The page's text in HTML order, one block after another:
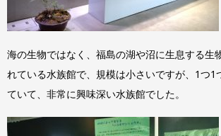
海の生物ではなく、福島の湖や沼に生息する生
れている水族館で、規模は小さいですが、1つ1
ていて、非常に興味深い水族館でした。